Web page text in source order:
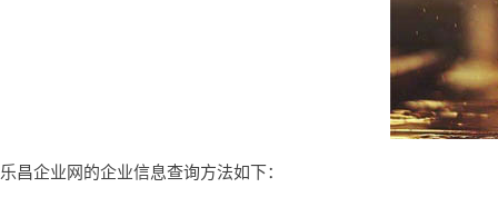
乐昌企业网的企业信息查询方法如下：